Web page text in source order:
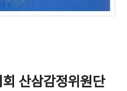
산삼감정위원단